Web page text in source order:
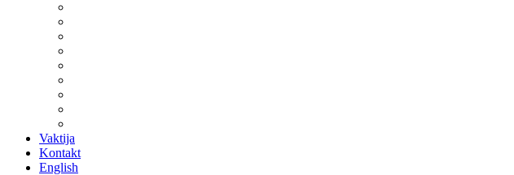
Vaktija
Kontakt
English